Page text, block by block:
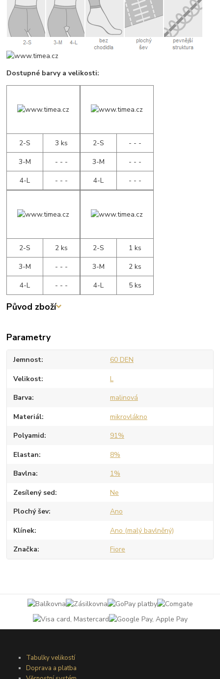
Dostupné barvy a velikosti:
2-S
3 ks
3-M
- - -
4-L
- - -
2-S
- - -
3-M
- - -
4-L
- - -
2-S
2 ks
3-M
- - -
4-L
- - -
2-S
1 ks
3-M
2 ks
4-L
5 ks
Původ zboží
Parametry
Jemnost 60 DEN
Velikost L
Barva malinová
Materiál mikrovlákno
Polyamid 91%
Elastan 8%
Bavlna 1%
Zesílený sed Ne
Plochý šev Ano
Klínek Ano (malý bavlněný)
Značka Fiore
Tabulky velikostí
Doprava a platba